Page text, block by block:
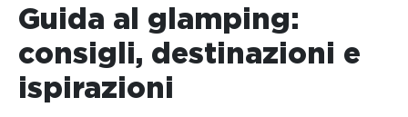
Guida al glamping:
consigli, destinazioni e
ispirazioni